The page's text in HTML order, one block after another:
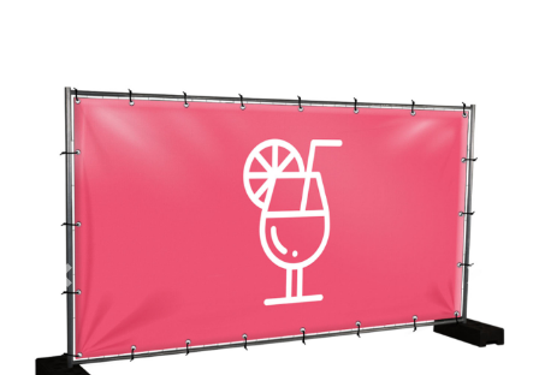
Previous